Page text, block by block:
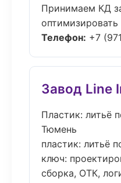
Принимаем КД
оптимизировать
Телефон: +7
Завод Line
Пластик: литьё
Тюмень
пластик: литьё
ключ:
сборка, ОТК,